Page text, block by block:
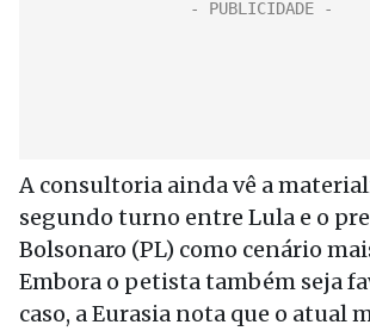
A consultoria ainda vê a
segundo turno entre Lula e o
Bolsonaro (PL) como cenário
Embora o petista também seja
caso, a Eurasia nota que o atual